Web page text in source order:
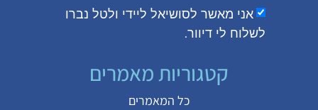
אני מאשר לסושיאל ליידי ולטל נברו
לשלוח לי דיוור.
קטגוריות מאמרים
כל המאמרים